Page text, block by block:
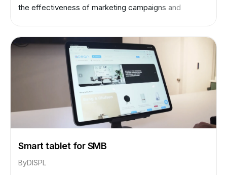
the effectiveness of marketing campaigns and
Smart tablet for SMB
ByDISPL